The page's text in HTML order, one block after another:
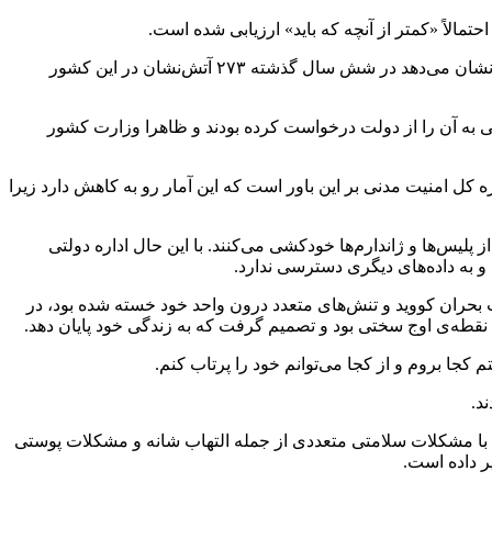
«کمتر از آنچه که باید» ارزیابی شده است.
در کنفرانس ملی خدمات آتش‌نشانی و امداد که امروز (چهارشنبه) برگزار شد، بازرسی کل امنیت مدنی فرانسه، آمار جدیدی منتشر کرد که نشان می‌دهد در شش سال گذشته ۲۷۳ آتش‌نشان در این کشور
به آن را از دولت درخواست کرده بودند و ظاهرا وزارت کشور
بود که اوج آن در سال ۲۰۲۲ به حدود ۳۰ مورد رسید. هرچند اکنون اداره کل امنیت مدنی بر این باور است که این آمار رو به کاهش دارد زیرا
و ژاندارم‌ها خودکشی می‌کنند. با این حال اداره دولتی
به داده‌های دیگری دسترسی ندارد.
اشاره به یکی از نمونه‌های اقدام به خودکشی نزد آتش‌نشانان آمده است: ساندرین که در سپتامبر ۲۰۲۲ از مدیریت بحران کووید و تنش‌های متعدد درون واحد خود خسته شده بود، در
نقطه‌ی اوج سختی بود و تصمیم گرفت که به زندگی خود پایان دهد.
با مشکلات سلامتی متعددی از جمله التهاب شانه و مشکلات پوستی
داده است.